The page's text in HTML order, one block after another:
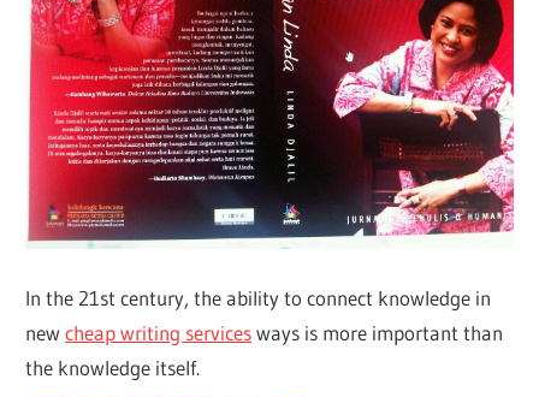
In the 21st century, the ability to connect knowledge in
newcheap writing servicesways is more important than
the knowledge itself.